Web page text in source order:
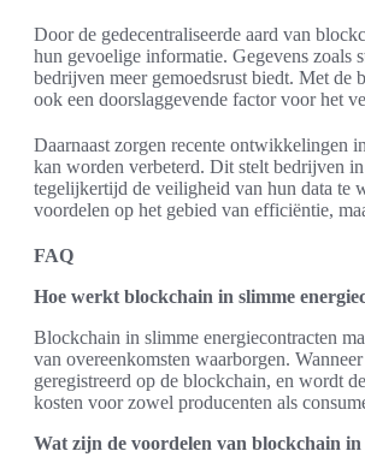
Door de gedecentraliseerde aard van
hun gevoelige informatie. Gegevens zoals
bedrijven meer gemoedsrust biedt. Met
ook een doorslaggevende factor voor het
Daarnaast zorgen recente ontwikkelingen
kan worden verbeterd. Dit stelt bedrijven
tegelijkertijd de veiligheid van hun data te
voordelen op het gebied van efficiëntie,
FAQ
Hoe werkt blockchain in slimme
Blockchain in slimme energiecontracten
van overeenkomsten waarborgen.
geregistreerd op de blockchain, en wordt
kosten voor zowel producenten als
Wat zijn de voordelen van blockchain